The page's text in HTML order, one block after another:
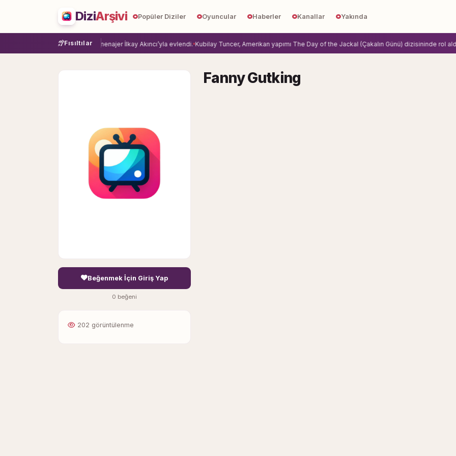
DiziArşivi Popüler Diziler Oyuncular Haberler Kanallar Yakında
Fısıltılar
Damla Sönmez, menajer İlkay Akıncı’yla evlendi. Kubilay Tuncer, Amerikan yapımı The Day of the Jackal (Çakalın Günü) dizisininde rol aldi.
Beğenmek İçin Giriş Yap
0 beğeni
202 görüntülenme
Fanny Gutking